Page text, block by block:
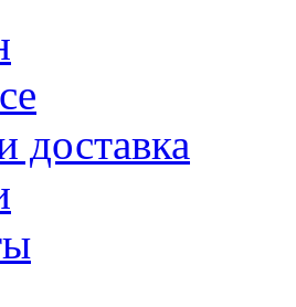
доставка